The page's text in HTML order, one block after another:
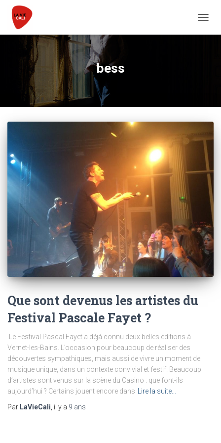
bess
Que sont devenus les artistes du
Festival Pascale Fayet ?
Le Festival Pascal Fayet a déjà connu deux belles éditions à
Vernet-les-Bains. L’occasion pour beaucoup de réaliser des
découvertes sympathiques, mais aussi de vivre un moment de
musique unique, dans un contexte convivial et festif. Beaucoup
d’artistes sont venus sur la scène du Casino : que font-ils
aujourd’hui ? Certains jouent encore dans Lire la suite…
Par LaVieCali , il y a 9 ans